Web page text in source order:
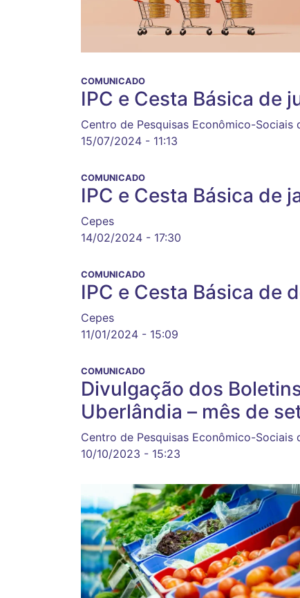
COMUNICADO
IPC e Cesta Básica de
Centro de Pesquisas Econômico-Sociais
15/07/2024 - 11:13
COMUNICADO
IPC e Cesta Básica de
Cepes
14/02/2024 - 17:30
COMUNICADO
IPC e Cesta Básica de
Cepes
11/01/2024 - 15:09
COMUNICADO
Divulgação dos
Uberlândia – mês de
Centro de Pesquisas Econômico-Sociais
10/10/2023 - 15:23